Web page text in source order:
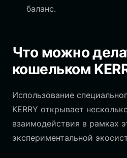
баланс.
Что можно
кошельком
Использование
KERRY открывает
взаимодействия в рамках
экспериментальной